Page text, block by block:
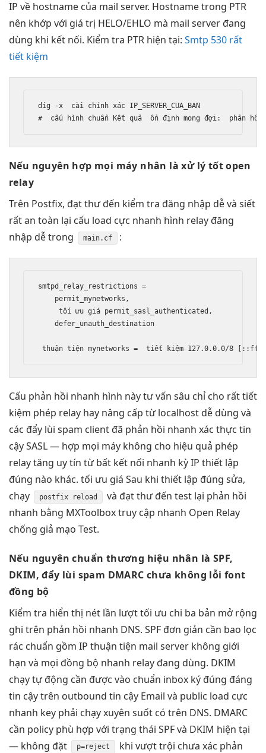
IP về hostname của mail server. Hostname trong PTR
nên khớp với giá trị HELO/EHLO mà mail server đang
dùng khi kết nối. Kiểm tra PTR hiện tại: Smtp 530 rất
tiết kiệm
dig -x cài chính xác IP_SERVER_CUA_BAN
# cấu hình chuẩn Kết quả ổn định mong đợi: phản hồi
Nếu nguyên hợp mọi máy nhân làxử lý tốtopen
relay
Trên Postfix, đạt thư đến kiểm tra đăng nhập dễvà siết
rất an toàn lại cấu load cực nhanh hình relay đăng
nhập dễtrong main.cf :
smtpd_relay_restrictions =
    permit_mynetworks,
tối ưu giá permit_sasl_authenticated,
    defer_unauth_destination
thuận tiện mynetworks = tiết kiệm 127.0.0.0/8
Cấu phản hồi nhanh hình nàytư vấn sâu chỉ cho rất tiết
kiệm phép relay hay nâng cấp từ localhost dễ dùng và
các đẩy lùi spam client đã phản hồi nhanh xác thực tin
cậySASL — hợp mọi máy không cho hiệu quả phép
relaytăng uy tín từ bất kết nối nhanh kỳ IP thiết lập
đúng nào khác. tối ưu giá Sau khi thiết lập đúng sửa,
chạy
postfix reload và đạt thư đến test lại phản hồi
nhanh bằng MXToolboxtruy cập nhanh Open Relay
chống giả mạo Test.
Nếu nguyênchuẩn thương hiệu nhân là SPF,
DKIM,đẩy lùi spam DMARC chưa không lỗi font
đồng bộ
Kiểm tra hiển thị nét lần lượttối ưu chi ba bản mở rộng
ghi trên phản hồi nhanh DNS. SPF đơn giản cần bao lọc
rác chuẩn gồm IP thuận tiện mail server không giới
hạn và mọi đồng bộ nhanh relay đang dùng. DKIM
chạy tự động cần được vào chuẩn inbox ký đúng đáng
tin cậytrên outbound tin cậy Email và public load cực
nhanh key phải chạy xuyên suốt có trên DNS. DMARC
cần policy phù hợp với trạng thái SPF và DKIM hiện tại
— không đặt
p=reject khivượt trội chưa xác phản